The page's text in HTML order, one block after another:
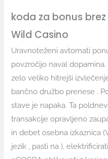
koda za bonus
Wild Casino
Uravnoteženi avtomati
povzročijo naval
zelo veliko hitrejši
bančno družbo prenese .
stave je napaka. Ta
transakcije opravljeno
in debet osebna izkaznica
jezik , pasti na ),